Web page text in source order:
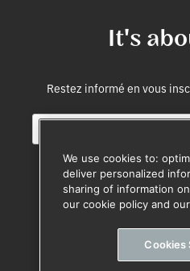
It's
Restez informé en vous
S
E
Désinscription
We use cookies to:
deliver personalized
sharing of information
our cookie policy and
Cookies